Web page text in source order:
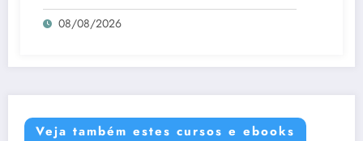
08/08/2026
Veja também estes cursos e ebooks